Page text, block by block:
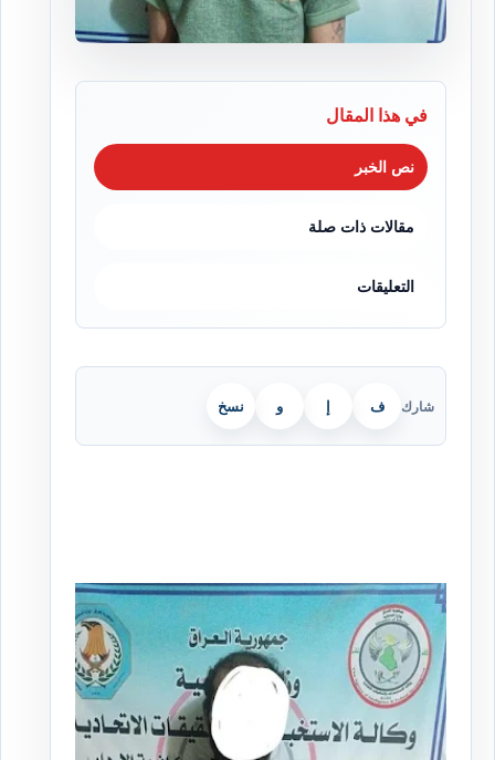
في هذا المقال
نص الخبر
مقالات ذات صلة
التعليقات
شارك ف إ و نسخ